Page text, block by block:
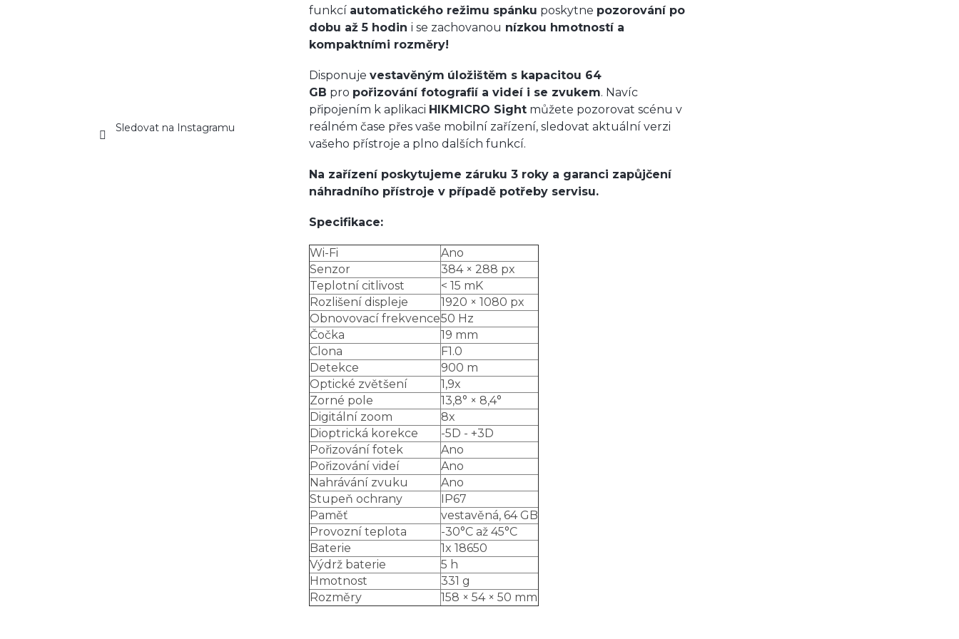
Sledovat na Instagramu
funkcí automatického režimu spánku poskytne pozorování po
dobu až 5 hodin i se zachovanou nízkou hmotností a
kompaktními rozměry!
Disponuje vestavěným úložištěm s kapacitou 64
GB pro pořizování fotografií a videí i se zvukem. Navíc
připojením k aplikaci HIKMICRO Sight můžete pozorovat scénu v
reálném čase přes vaše mobilní zařízení, sledovat aktuální verzi
vašeho přístroje a plno dalších funkcí.
Na zařízení poskytujeme záruku 3 roky a garanci zapůjčení
náhradního přístroje v případě potřeby servisu.
Specifikace:
Wi-Fi
Ano
Senzor
384 × 288 px
Teplotní citlivost
< 15 mK
Rozlišení displeje
1920 × 1080 px
Obnovovací frekvence50 Hz
Čočka
19 mm
Clona
F1.0
Detekce
900 m
Optické zvětšení
1,9x
Zorné pole
13,8° × 8,4°
Digitální zoom
8x
Dioptrická korekce
-5D - +3D
Pořizování fotek
Ano
Pořizování videí
Ano
Nahrávání zvuku
Ano
Stupeň ochrany
IP67
Paměť
vestavěná, 64 GB
Provozní teplota
-30°C až 45°C
Baterie
1x 18650
Výdrž baterie
5 h
Hmotnost
331 g
Rozměry
158 × 54 × 50 mm